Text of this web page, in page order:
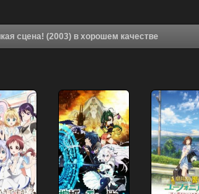
Аниме Ван-Пис: Защитить! Последняя великая сцена! (2003) в хорошем качестве